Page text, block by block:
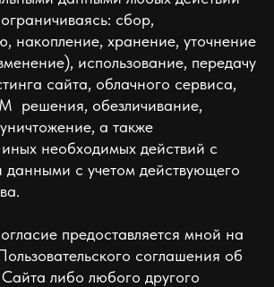
сбор,
накопление, хранение, уточнение
использование, передачу
сайта, облачного сервиса,
решения, обезличивание,
а также
необходимых действий с
данными с учетом действующего
предоставляется мной на
соглашения об
либо любого другого